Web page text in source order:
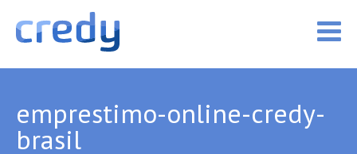
emprestimo-online-credy-
brasil